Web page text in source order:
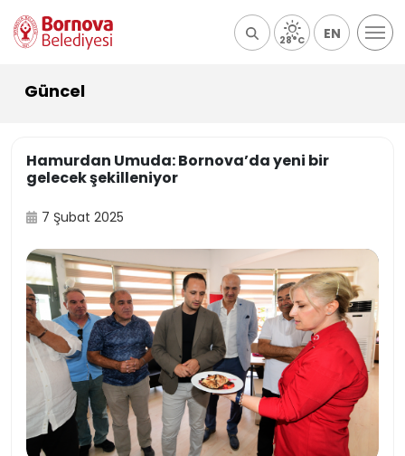
28°C EN
Güncel
Hamurdan Umuda: Bornova’da yeni bir
gelecek şekilleniyor
7 Şubat 2025